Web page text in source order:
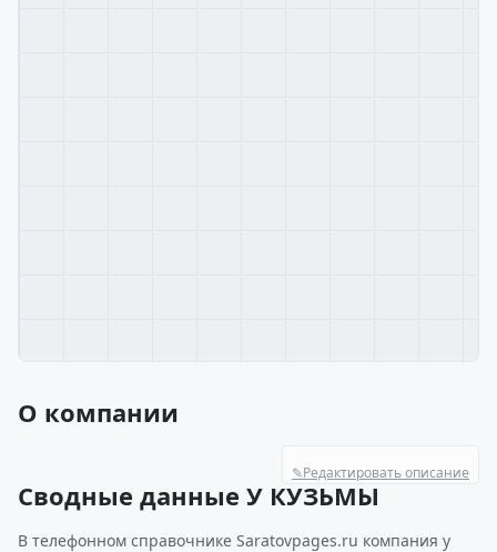
О компании
✎Редактировать описание
Сводные данные У КУЗЬМЫ
В телефонном справочнике Saratovpages.ru компания у